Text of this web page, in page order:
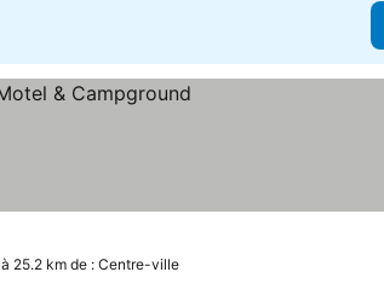
à 25.2 km de : Centre-ville